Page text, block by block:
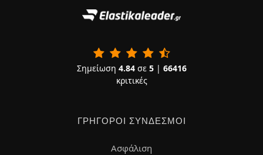
Σημείωση 4.84σε 5| 66416
κριτικές
ΓΡΉΓΟΡΟΙ ΣΎΝΔΕΣΜΟΙ
Ασφάλιση